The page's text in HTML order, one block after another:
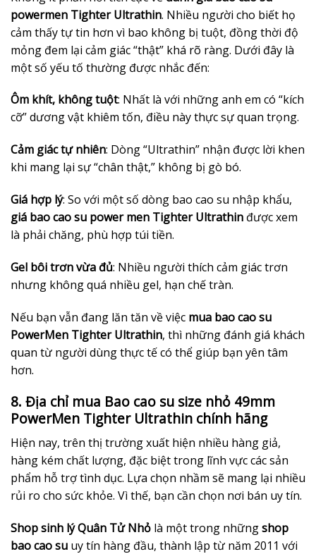
powermen Tighter Ultrathin. Nhiều người cho biết họ
cảm thấy tự tin hơn vì bao không bị tuột, đồng thời độ
mỏng đem lại cảm giác “thật” khá rõ ràng. Dưới đây là
một số yếu tố thường được nhắc đến:
Ôm khít, không tuột: Nhất là với những anh em có “kích
cỡ” dương vật khiêm tốn, điều này thực sự quan trọng.
Cảm giác tự nhiên: Dòng “Ultrathin” nhận được lời khen
khi mang lại sự “chân thật,” không bị gò bó.
Giá hợp lý: So với một số dòng bao cao su nhập khẩu,
giá bao cao su power men Tighter Ultrathin được xem
là phải chăng, phù hợp túi tiền.
Gel bôi trơn vừa đủ: Nhiều người thích cảm giác trơn
nhưng không quá nhiều gel, hạn chế tràn.
Nếu bạn vẫn đang lăn tăn về việc mua bao cao su
PowerMen Tighter Ultrathin, thì những đánh giá khách
quan từ người dùng thực tế có thể giúp bạn yên tâm
hơn.
8. Địa chỉ mua Bao cao su size nhỏ 49mm
PowerMen Tighter Ultrathin chính hãng
Hiện nay, trên thị trường xuất hiện nhiều hàng giả,
hàng kém chất lượng, đặc biệt trong lĩnh vực các sản
phẩm hỗ trợ tình dục. Lựa chọn nhầm sẽ mang lại nhiều
rủi ro cho sức khỏe. Vì thế, bạn cần chọn nơi bán uy tín.
Shop sinh lý Quân Tử Nhỏ là một trong nhữngshop
bao cao su uy tín hàng đầu, thành lập từ năm 2011 với